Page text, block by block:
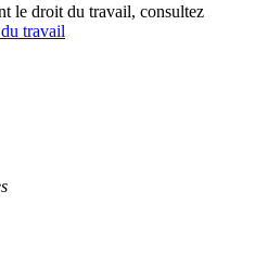
le droit du travail, consultez
travail